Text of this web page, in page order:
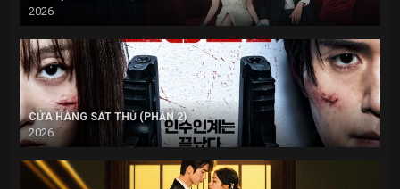
2026
CỬA HÀNG SÁT THỦ (PHẦN 2)
2026